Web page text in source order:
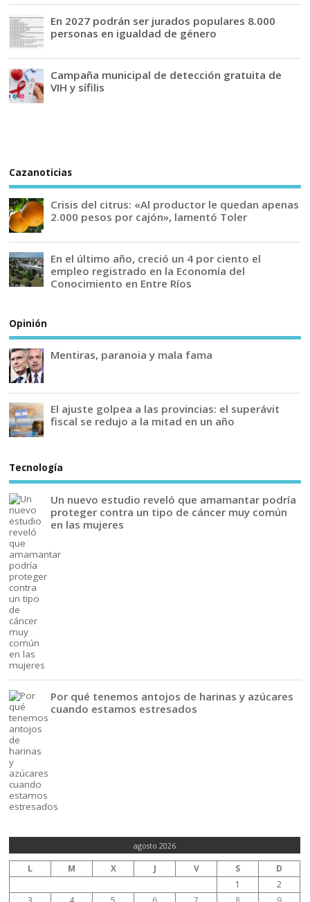
En 2027 podrán ser jurados populares 8.000
personas en igualdad de género
Campaña municipal de detección gratuita de
VIH y sífilis
Cazanoticias
Crisis del citrus: «Al productor le quedan apenas
2.000 pesos por cajón», lamentó Toler
En el último año, creció un 4 por ciento el
empleo registrado en la Economía del
Conocimiento en Entre Ríos
Opinión
Mentiras, paranoia y mala fama
El ajuste golpea a las provincias: el superávit
fiscal se redujo a la mitad en un año
Tecnología
Un nuevo estudio reveló que amamantar podría
proteger contra un tipo de cáncer muy común
en las mujeres
Por qué tenemos antojos de harinas y azúcares
cuando estamos estresados
agosto 2026
L M X J V S
D
1
2